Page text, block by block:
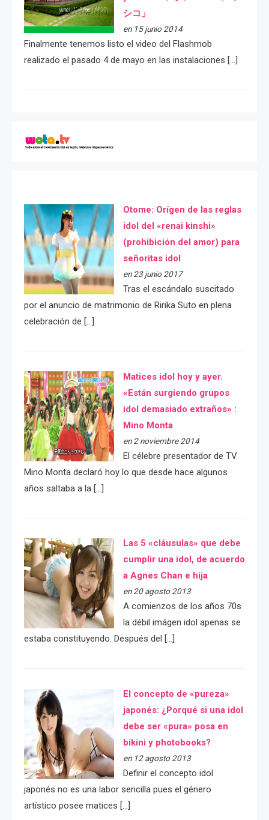
シコ」
en 15 junio 2014
Finalmente tenemos listo el video del Flashmob
realizado el pasado 4 de mayo en las instalaciones […]
Otome: Orígen de las reglas
idol del «renai kinshi»
(prohibición del amor) para
señoritas idol
en 23 junio 2017
Tras el escándalo suscitado
por el anuncio de matrimonio de Ririka Suto en plena
celebración de […]
Matices idol hoy y ayer.
«Están surgiendo grupos
idol demasiado extraños» :
Mino Monta
en 2 noviembre 2014
El célebre presentador de TV
Mino Monta declaró hoy lo que desde hace algunos
años saltaba a la […]
Las 5 «cláusulas» que debe
cumplir una idol, de acuerdo
a Agnes Chan e hija
en 20 agosto 2013
A comienzos de los años 70s
la débil imágen idol apenas se
estaba constituyendo. Después del […]
El concepto de «pureza»
japonés: ¿Porqué si una idol
debe ser «pura» posa en
bikini y photobooks?
en 12 agosto 2013
Definir el concepto idol
japonés no es una labor sencilla pues el género
artístico posee matices […]